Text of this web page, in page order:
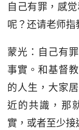
自己有罪，感
呢？还请老师指
蒙光：自己有
事實。和基督
的人生，大家
近的共識，那
實，或者至少接